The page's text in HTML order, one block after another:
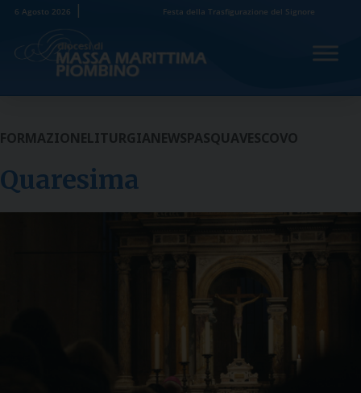
Skip
content
6 Agosto 2026 Festa della Trasfigurazione del Signore
FORMAZIONELITURGIANEWSPASQUAVESCOVO
Quaresima